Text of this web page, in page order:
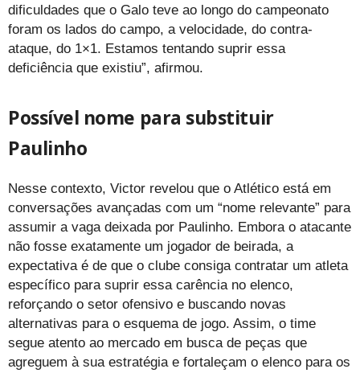
dificuldades que o Galo teve ao longo do campeonato
foram os lados do campo, a velocidade, do contra-
ataque, do 1×1. Estamos tentando suprir essa
deficiência que existiu”, afirmou.
Possível nome para substituir
Paulinho
Nesse contexto, Victor revelou que o Atlético está em
conversações avançadas com um “nome relevante” para
assumir a vaga deixada por Paulinho. Embora o atacante
não fosse exatamente um jogador de beirada, a
expectativa é de que o clube consiga contratar um atleta
específico para suprir essa carência no elenco,
reforçando o setor ofensivo e buscando novas
alternativas para o esquema de jogo. Assim, o time
segue atento ao mercado em busca de peças que
agreguem à sua estratégia e fortaleçam o elenco para os